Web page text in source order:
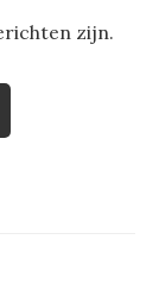
zijn.